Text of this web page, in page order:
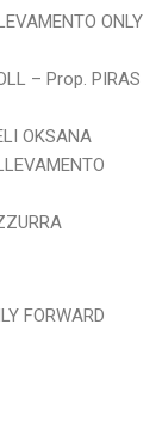
ONLY
– Prop. PIRAS
OKSANA
FORWARD